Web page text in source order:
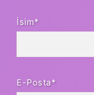
İsim*
E-Posta*